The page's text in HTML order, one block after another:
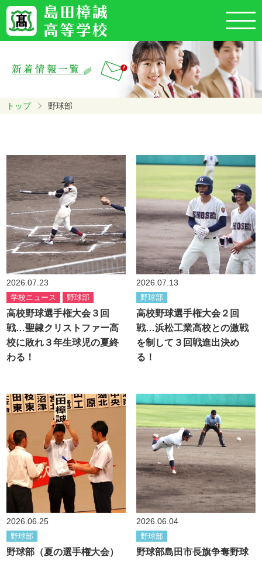
トップ 野球部
2026.07.23
学校ニュース 野球部
高校野球選手権大会３回
戦…聖隷クリストファー高
校に敗れ３年生球児の夏終
わる！
2026.07.13
野球部
高校野球選手権大会２回
戦…浜松工業高校との激戦
を制して３回戦進出決め
る！
2026.06.25
野球部
野球部（夏の選手権大会）
2026.06.04
野球部
野球部島田市長旗争奪野球